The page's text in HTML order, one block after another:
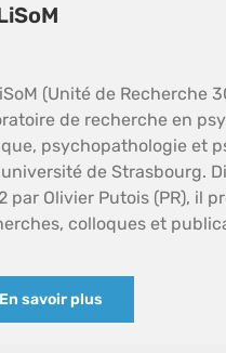
(Unité de Recherche
de recherche en
psychopathologie et
de Strasbourg.
par Olivier Putois (PR), il
colloques et
En savoir plus